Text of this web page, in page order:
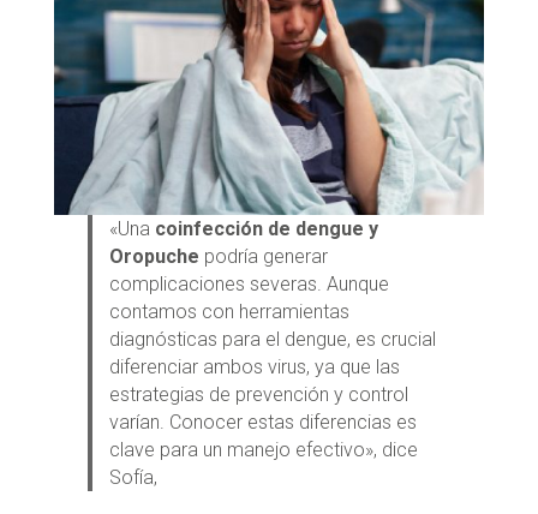
«Una coinfección de dengue y
Oropuche podría generar
complicaciones severas. Aunque
contamos con herramientas
diagnósticas para el dengue, es crucial
diferenciar ambos virus, ya que las
estrategias de prevención y control
varían. Conocer estas diferencias es
clave para un manejo efectivo», dice
Sofía,